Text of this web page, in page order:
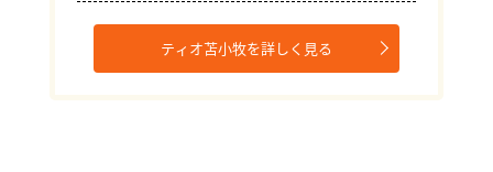
ティオ苫小牧を詳しく見る